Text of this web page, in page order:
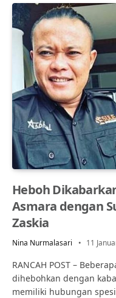
Heboh
Asmara dengan
Zaskia
Nina Nurmalasari 11
RANCAH POST –
dihebohkan dengan
memiliki hubungan